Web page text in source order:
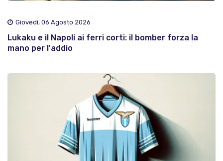
Giovedì, 06 Agosto 2026
Lukaku e il Napoli ai ferri corti: il bomber forza la
mano per l'addio